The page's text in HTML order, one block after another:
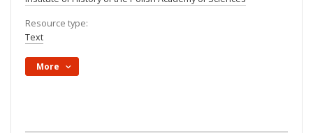
Resource type:
Text
More